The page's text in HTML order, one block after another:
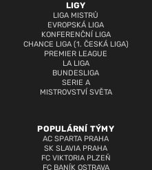
LIGY
LIGA MISTRŮ
EVROPSKÁ LIGA
KONFERENČNÍ LIGA
CHANCE LIGA (1. ČESKÁ LIGA)
PREMIER LEAGUE
LA LIGA
BUNDESLIGA
SERIE A
MISTROVSTVÍ SVĚTA
POPULÁRNÍ TÝMY
AC SPARTA PRAHA
SK SLAVIA PRAHA
FC VIKTORIA PLZEŇ
FC BANÍK OSTRAVA